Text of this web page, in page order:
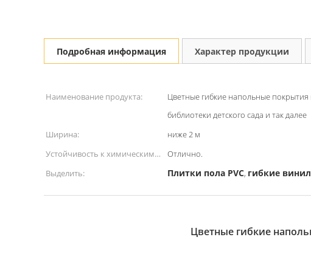
Подробная информация Характер продукции
Наименование продукта:
Цветные гибкие напольные покрытия
библиотеки детского сада и так далее
Ширина: ниже 2 м
Устойчивость к химическим
веществам:
Отлично.
Выделить:
Плитки пола PVC, гибкие
Цветные гибкие